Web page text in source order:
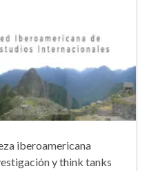
iberoamericana
y think tanks